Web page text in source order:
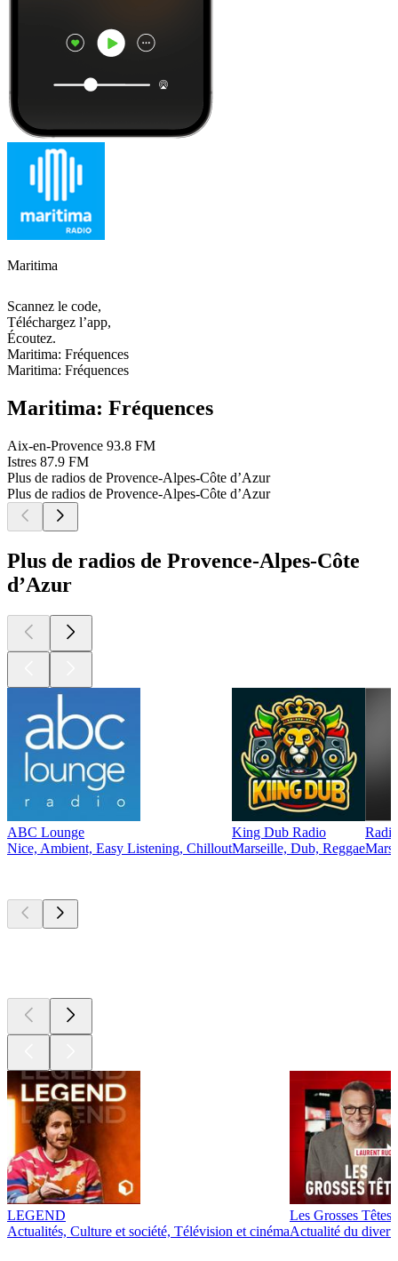
Maritima
Scannez le code,
Téléchargez l’app,
Écoutez.
Maritima: Fréquences
Maritima: Fréquences
Maritima: Fréquences
Aix-en-Provence 93.8 FM
Istres 87.9 FM
Plus de radios de Provence-Alpes-Côte d’Azur
Plus de radios de Provence-Alpes-Côte d’Azur
Plus de radios de Provence-Alpes-Côte
d’Azur
ABC Lounge
Nice, Ambient, Easy Listening, Chillout
King Dub Radio
Marseille, Dub, Reggae
LEGEND
Actualités, Culture et société, Télévision et cinéma
Les Grosses Têtes
Actualité du